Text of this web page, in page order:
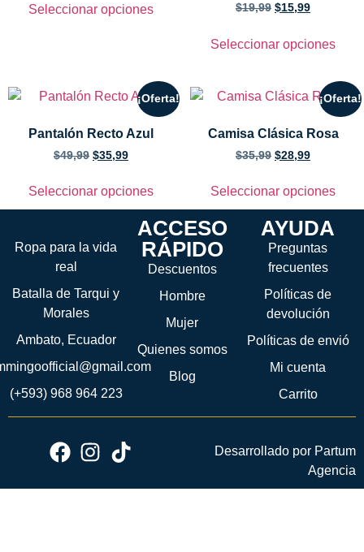
Seleccionar opciones $19,99 $15,99
Seleccionar opciones
¡Oferta!
Pantalón Recto Azul
$49,99 $35,99
Seleccionar opciones
¡Oferta!
Camisa Clásica Rosa
$35,99 $28,99
Seleccionar opciones
Ropa para la vida
real
Batalla de Tarqui y
Morales
Ambato, Ecuador
(+593) 968 964 223
ACCESO
RÁPIDO
Descuentos
Hombre
Mujer
Quienes somos
Blog
AYUDA
Preguntas
frecuentes
Políticas de
devolución
Políticas de envió
Mi cuenta
Carrito
Desarrollado por Partum
Agencia